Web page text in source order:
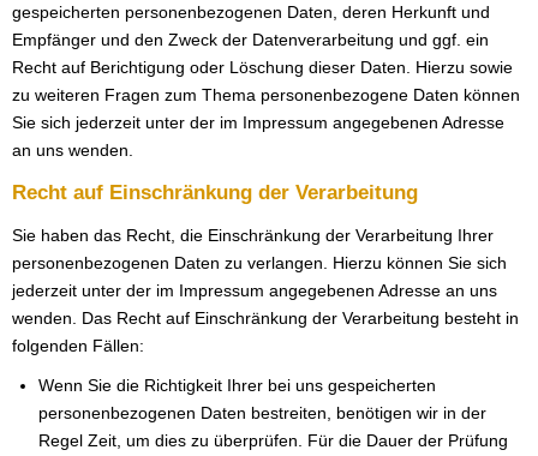
gespeicherten personenbezogenen Daten, deren Herkunft und
Empfänger und den Zweck der Datenverarbeitung und ggf. ein
Recht auf Berichtigung oder Löschung dieser Daten. Hierzu sowie
zu weiteren Fragen zum Thema personenbezogene Daten können
Sie sich jederzeit unter der im Impressum angegebenen Adresse
an uns wenden.
Recht auf Einschränkung der Verarbeitung
Sie haben das Recht, die Einschränkung der Verarbeitung Ihrer
personenbezogenen Daten zu verlangen. Hierzu können Sie sich
jederzeit unter der im Impressum angegebenen Adresse an uns
wenden. Das Recht auf Einschränkung der Verarbeitung besteht in
folgenden Fällen:
Wenn Sie die Richtigkeit Ihrer bei uns gespeicherten
personenbezogenen Daten bestreiten, benötigen wir in der
Regel Zeit, um dies zu überprüfen. Für die Dauer der Prüfung